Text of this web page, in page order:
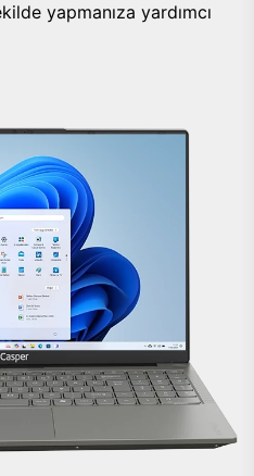
yapmanıza yardımcı